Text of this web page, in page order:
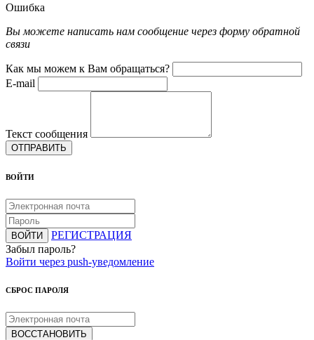
Ошибка
Вы можете написать нам сообщение через форму обратной
связи
Как мы можем к Вам обращаться?
E-mail
Текст сообщения
ОТПРАВИТЬ
ВОЙТИ
ВОЙТИ
РЕГИСТРАЦИЯ
Забыл пароль?
Войти через push-уведомление
СБРОС ПАРОЛЯ
ВОССТАНОВИТЬ